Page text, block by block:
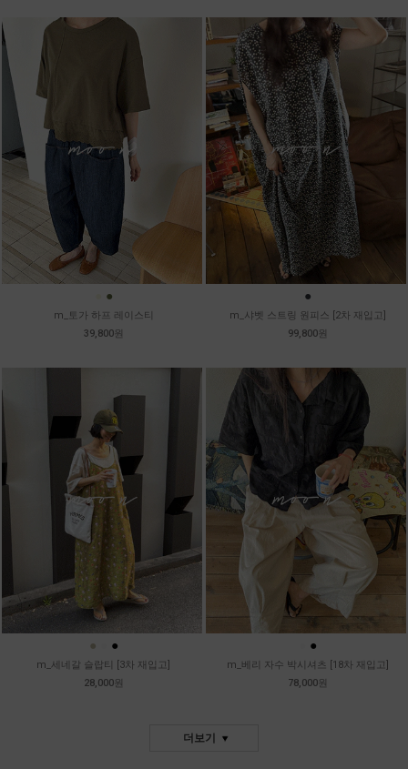
●
m_토가 하프 레이스티
39,800원
●
m_샤벳 스트링 원피스 [2차 재입고]
99,800원
● ●
m_세네갈 슬랍티 [3차 재입고]
28,000원
●
m_베리 자수 박시셔츠 [18차 재입고]
78,000원
더보기